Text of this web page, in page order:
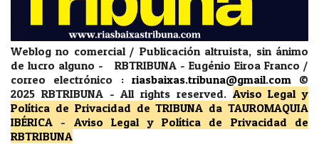
Weblog no comercial / Publicación altruista, sin ánimo
de lucro alguno - RBTRIBUNA - Eugénio Eiroa Franco /
correo electrónico : riasbaixas.tribuna@gmail.com
©
2025 RBTRIBUNA -All rights reserved. Aviso Legal y
Política de Privacidad de TRIBUNA da TAUROMAQUIA
IBÉRICA - Aviso Legal y Política de Privacidad
de
RBTRIBUNA